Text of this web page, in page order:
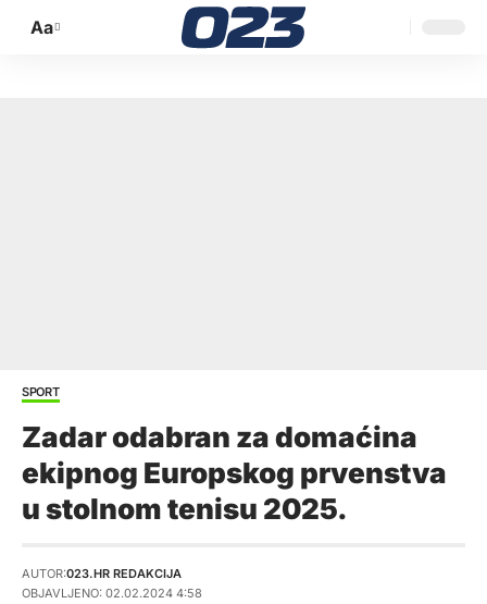
Promijeni
Aa
SPORT
Zadar odabran za domaćina
ekipnog Europskog prvenstva
u stolnom tenisu 2025.
AUTOR:023.HR REDAKCIJA
OBJAVLJENO: 02.02.2024 4:58